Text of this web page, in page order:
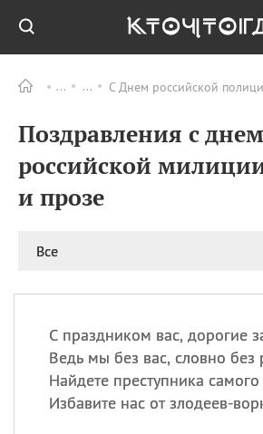
С Днем российской
Поздравления с днем
российской
и прозе
Все
С праздником вас, дорогие
Ведь мы без вас, словно без
Найдете преступника самого
Избавите нас от злодеев-
08.08 День
09.08